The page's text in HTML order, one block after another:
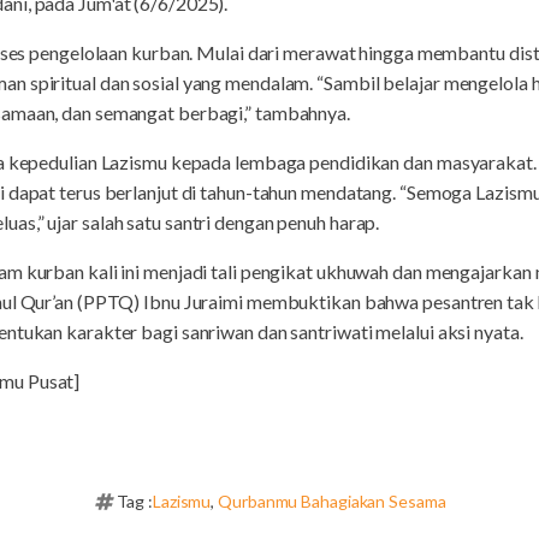
pengelolaan kurban. Mulai dari merawat hingga membantu
spiritual dan sosial yang mendalam. “Sambil belajar mengelola
dan semangat berbagi,” tambahnya.
Lazismu kepada lembaga pendidikan dan
terus berlanjut di tahun-tahun mendatang. “Semoga
ujar salah satu santri dengan penuh harap.
kurban kali ini menjadi tali pengikat ukhuwah dan mengajarkan
Qur’an (PPTQ) Ibnu Juraimi membuktikan bahwa pesantren
karakter bagi sanriwan dan santriwati melalui aksi nyata.
Pusat]
Tag :Lazismu,Qurbanmu Bahagiakan Sesama